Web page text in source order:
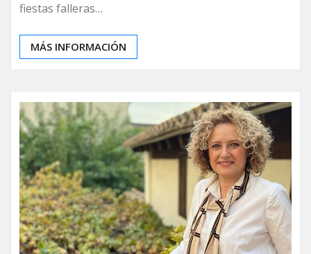
fiestas falleras…
MÁS INFORMACIÓN